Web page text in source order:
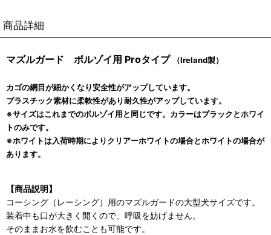
商品詳細
マズルガード ボルゾイ用 Proタイプ （Ireland製）
カゴの網目が細かくなり安全性がアップしています。
プラスチック素材に柔軟性があり耐久性がアップしています。
※サイズはこれまでのボルゾイ用と同じです。カラーはブラックとホワイ
トのみです。
※ホワイトは入荷時期によりクリアーホワイトの場合とホワイトの場合が
あります。
【商品説明】
コーシング（レーシング）用のマズルガードの大型犬サイズです。
装着中も口が大きく開くので、呼吸を妨げません。
そのままお水を飲むことも可能です。